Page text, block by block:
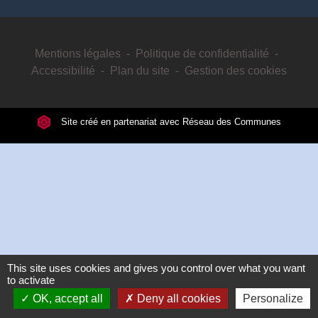
Mentions légales - Politique de confidentialité -
Accessibilité - Plan du site - Gestion des cookies
Site créé en partenariat avec Réseau des Communes
This site uses cookies and gives you control over what you want
to activate
OK, accept all
Deny all cookies Personalize